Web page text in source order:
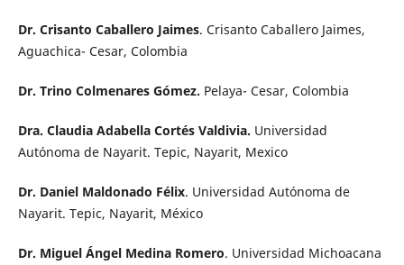
Dr. Crisanto Caballero Jaimes. Crisanto Caballero Jaimes,
Aguachica- Cesar, Colombia
Dr. Trino Colmenares Gómez. Pelaya- Cesar, Colombia
Dra. Claudia Adabella Cortés Valdivia. Universidad
Autónoma de Nayarit. Tepic, Nayarit, Mexico
Dr. Daniel Maldonado Félix. Universidad Autónoma de
Nayarit. Tepic, Nayarit, México
Dr. Miguel Ángel Medina Romero. Universidad Michoacana